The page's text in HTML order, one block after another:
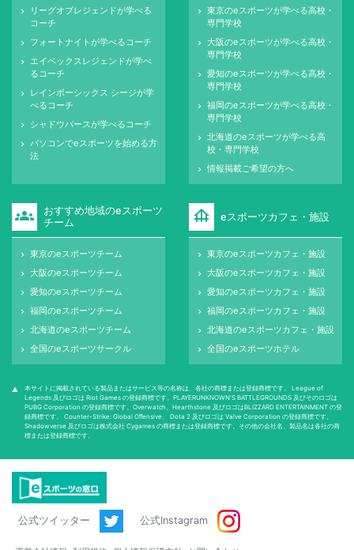
keyboard_arrow_right
リーグオブレジェンドが学べる
コーチ
keyboard_arrow_right フォートナイトが学べるコーチ
keyboard_arrow_right
エイペックスレジェンドが学べ
るコーチ
keyboard_arrow_right
レインボーシックス シージが学
べるコーチ
keyboard_arrow_right シャドウバースが学べるコーチ
keyboard_arrow_right
パソコンでeスポーツを始める方
法
keyboard_arrow_right
東京のeスポーツが学べる高校・
専門学校
keyboard_arrow_right
大阪のeスポーツが学べる高校・
専門学校
keyboard_arrow_right
愛知のeスポーツが学べる高校・
専門学校
keyboard_arrow_right
福岡のeスポーツが学べる高校・
専門学校
keyboard_arrow_right
北海道のeスポーツが学べる高
校・専門学校
keyboard_arrow_right 情報掲載ご希望の方へ
groups
おすすめ地域のeスポーツ
チーム
keyboard_arrow_right 東京のeスポーツチーム
keyboard_arrow_right 大阪のeスポーツチーム
keyboard_arrow_right 愛知のeスポーツチーム
keyboard_arrow_right 福岡のeスポーツチーム
keyboard_arrow_right 北海道のeスポーツチーム
keyboard_arrow_right 全国のeスポーツサークル
foundation eスポーツカフェ・施設
keyboard_arrow_right 東京のeスポーツカフェ・施設
keyboard_arrow_right 大阪のeスポーツカフェ・施設
keyboard_arrow_right 愛知のeスポーツカフェ・施設
keyboard_arrow_right 福岡のeスポーツカフェ・施設
keyboard_arrow_right 北海道のeスポーツカフェ・施設
keyboard_arrow_right 全国のeスポーツホテル
warning
本サイトに掲載されている製品またはサービス等の名称は、各社の商標または登録商標です。 League of
Legends 及びロゴは Riot Games の登録商標です。PLAYERUNKNOWN'S BATTLEGROUNDS 及びそのロゴは
PUBG Corporation の登録商標です。Overwatch、Hearthstone 及びロゴはBLIZZARD ENTERTAINMENT の登
録商標です。 Counter-Strike: Global Oﬀensive、 Dota 2 及びロゴは Valve Corporation の登録商標です。
Shadowverse 及びロゴは株式会社 Cygames の商標または登録商標です。その他の会社名、製品名は各社の商
標または登録商標です。
公式ツイッター 公式Instagram